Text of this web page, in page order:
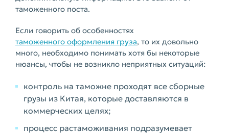
таможенного поста.
Если говорить об особенностях
таможенного оформления груза, то их довольно
много, необходимо понимать хотя бы некоторые
нюансы, чтобы не возникло неприятных ситуаций:
контроль на таможне проходят все сборные
грузы из Китая, которые доставляются в
коммерческих целях;
процесс растаможивания подразумевает